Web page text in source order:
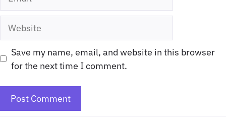
Website
Save my name, email, and website in this browser
for the next time I comment.